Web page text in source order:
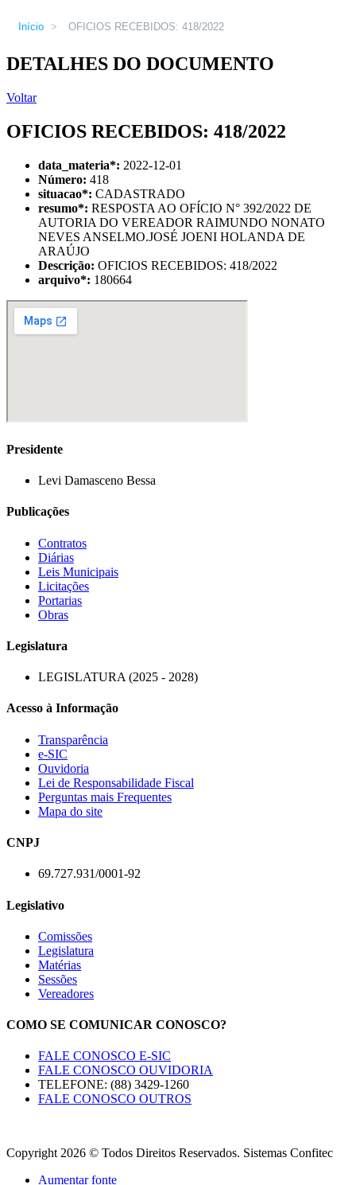
Início > OFICIOS RECEBIDOS: 418/2022
DETALHES DO DOCUMENTO
Voltar
OFICIOS RECEBIDOS: 418/2022
data_materia*: 2022-12-01
Número: 418
situacao*: CADASTRADO
resumo*: RESPOSTA AO OFÍCIO N° 392/2022 DE
AUTORIA DO VEREADOR RAIMUNDO NONATO
NEVES ANSELMO.JOSÉ JOENI HOLANDA DE
ARAÚJO
Descrição: OFICIOS RECEBIDOS: 418/2022
arquivo*: 180664
Presidente
Levi Damasceno Bessa
Publicações
Contratos
Diárias
Leis Municipais
Licitações
Portarias
Obras
Legislatura
LEGISLATURA (2025 - 2028)
Acesso à Informação
Transparência
e-SIC
Ouvidoria
Lei de Responsabilidade Fiscal
Perguntas mais Frequentes
Mapa do site
CNPJ
69.727.931/0001-92
Legislativo
Comissões
Legislatura
Matérias
Sessões
Vereadores
COMO SE COMUNICAR CONOSCO?
FALE CONOSCO E-SIC
FALE CONOSCO OUVIDORIA
TELEFONE: (88) 3429-1260
FALE CONOSCO OUTROS
Copyright 2026 © Todos Direitos Reservados. Sistemas Confitec
Aumentar fonte